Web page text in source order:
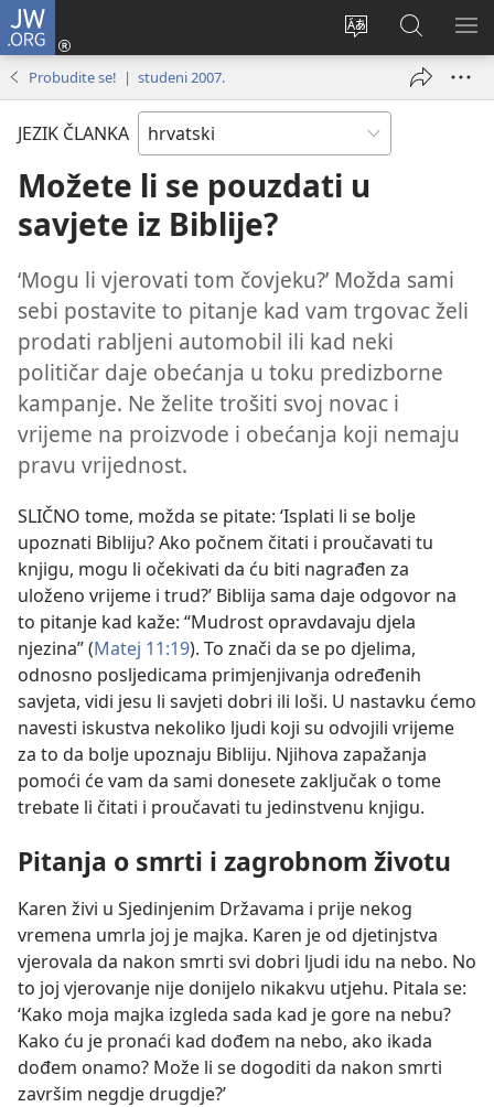
JW.ORG
Promijeni
Prijava
(otvara
prozor)
JW.ORG
|
Pretraga
Probudite se! | studeni 2007.
JEZIK ČLANKA
Možete li se pouzdati u
savjete iz Biblije?
‘Mogu li vjerovati tom čovjeku?’ Možda sami
sebi postavite to pitanje kad vam trgovac želi
prodati rabljeni automobil ili kad neki
političar daje obećanja u toku predizborne
kampanje. Ne želite trošiti svoj novac i
vrijeme na proizvode i obećanja koji nemaju
pravu vrijednost.
SLIČNO tome, možda se pitate: ‘Isplati li se bolje
upoznati Bibliju? Ako počnem čitati i proučavati tu
knjigu, mogu li očekivati da ću biti nagrađen za
uloženo vrijeme i trud?’ Biblija sama daje odgovor na
to pitanje kad kaže: “Mudrost opravdavaju djela
njezina” (Matej 11:19). To znači da se po djelima,
odnosno posljedicama primjenjivanja određenih
savjeta, vidi jesu li savjeti dobri ili loši. U nastavku ćemo
navesti iskustva nekoliko ljudi koji su odvojili vrijeme
za to da bolje upoznaju Bibliju. Njihova zapažanja
pomoći će vam da sami donesete zaključak o tome
trebate li čitati i proučavati tu jedinstvenu knjigu.
Pitanja o smrti i zagrobnom životu
Karen živi u Sjedinjenim Državama i prije nekog
vremena umrla joj je majka. Karen je od djetinjstva
vjerovala da nakon smrti svi dobri ljudi idu na nebo. No
to joj vjerovanje nije donijelo nikakvu utjehu. Pitala se:
‘Kako moja majka izgleda sada kad je gore na nebu?
Kako ću je pronaći kad dođem na nebo, ako ikada
dođem onamo? Može li se dogoditi da nakon smrti
završim negdje drugdje?’